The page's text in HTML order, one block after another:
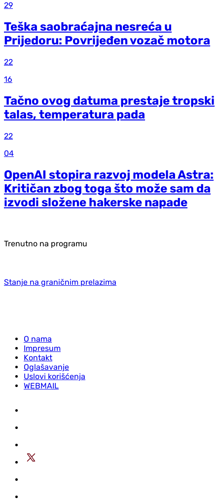
29
Teška saobraćajna nesreća u
Prijedoru: Povrijeđen vozač motora
22
16
Tačno ovog datuma prestaje tropski
talas, temperatura pada
22
04
OpenAI stopira razvoj modela Astra:
Kritičan zbog toga što može sam da
izvodi složene hakerske napade
Trenutno na programu
Stanje na graničnim prelazima
O nama
Impresum
Kontakt
Oglašavanje
Uslovi korišćenja
WEBMAIL